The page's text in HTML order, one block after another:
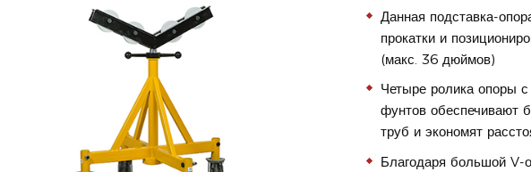
Данная подставка-
прокатки и
(макс. 36 дюймов)
Четыре ролика опоры
фунтов обеспечивают
труб и экономят
Благодаря большой V-